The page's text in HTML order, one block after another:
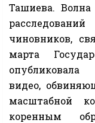
Ташиева.
чиновников,
марта
опубликовала
видео,
масштабной
коренным